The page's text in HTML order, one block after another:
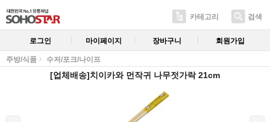
카테고리 검색
로그인 마이페이지 장바구니 회원가입
주방/식품 수저/포크/나이프
[업체배송]치이카와 먼작귀 나무젓가락 21cm